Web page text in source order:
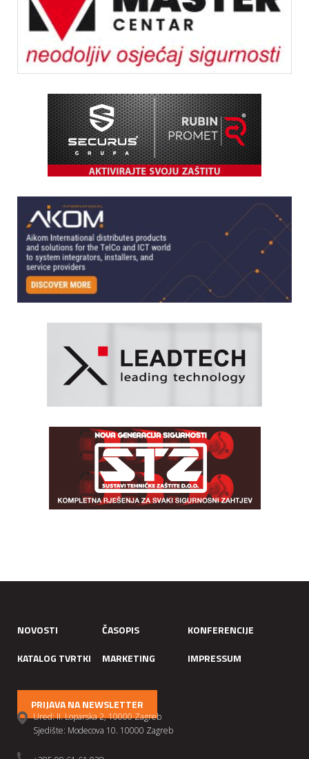
NOVOSTI ČASOPIS
KONFERENCIJE
KATALOG TVRTKI
MARKETING IMPRESSUM
PRIJAVA NA NEWSLETTER
Ured: II. Loparska 2, 10000 Zagreb
Sjedište: Modecova 10. 10000 Zagreb